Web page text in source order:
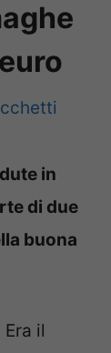
in
di due
buona
il